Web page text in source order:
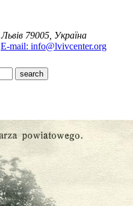
Львів 79005, Україна
E-mail: info@lvivcenter.org
search